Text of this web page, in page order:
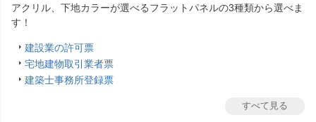
アクリル、下地カラーが選べるフラットパネルの3種類から選べま
す！
建設業の許可票
宅地建物取引業者票
建築士事務所登録票
すべて見る